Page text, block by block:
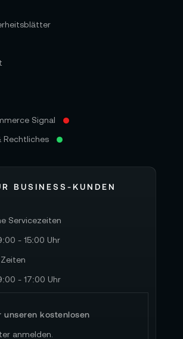
Signal
Rechtliches
BUSINESS-KUNDEN
Servicezeiten
- 15:00 Uhr
- 17:00 Uhr
unseren kostenlosen
anmelden.